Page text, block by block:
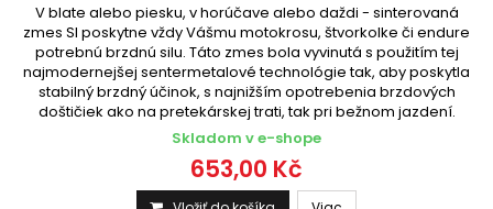
V blate alebo piesku, v horúčave alebo daždi - sinterovaná
zmes SI poskytne vždy Vášmu motokrosu, štvorkolke či endure
potrebnú brzdnú silu. Táto zmes bola vyvinutá s použitím tej
najmodernejšej sentermetalové technológie tak, aby poskytla
stabilný brzdný účinok, s najnižším opotrebenia brzdových
doštičiek ako na pretekárskej trati, tak pri bežnom jazdení.
Skladom v e-shope
653,00 Kč